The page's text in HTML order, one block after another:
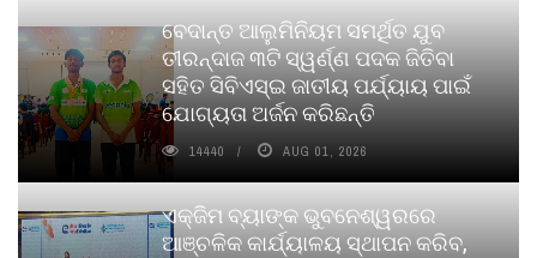
ବେଦାନ୍ତ ଆଲୁମିନିୟମ ସମର୍ଥିତ ଯୁବ
ତୀରନ୍ଦାଜ ୩ଟି ସ୍ୱର୍ଣ୍ଣ ପଦକ ଜିତିବା
ସହିତ ସିବିଏସ୍ଇ ଜାତୀୟ ପର୍ଯ୍ୟାୟ ପାଇଁ
ଯୋଗ୍ୟତା ଅର୍ଜନ କରିଛନ୍ତି
14440 AUG 01, 2026
ଏକ୍ଜିମ ବ୍ୟାଙ୍କ ଭୁବନେଶ୍ୱରରେ
ଆଞ୍ଚଳିକ କାର୍ଯ୍ୟାଳୟ ସ୍ଥାପନ କରିବ,